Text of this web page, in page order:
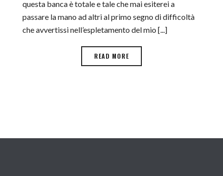
questa banca è totale e tale che mai esiterei a
passare la mano ad altri al primo segno di difficoltà
che avvertissi nell’espletamento del mio [...]
READ MORE